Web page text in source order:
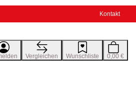
Kontakt
Vergleichen Wunschliste 0,00 €